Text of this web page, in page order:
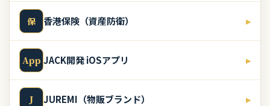
保 香港保険（資産防衛） ▸
App JACK開発 iOSアプリ ▸
J JUREMI（物販ブランド） ▸